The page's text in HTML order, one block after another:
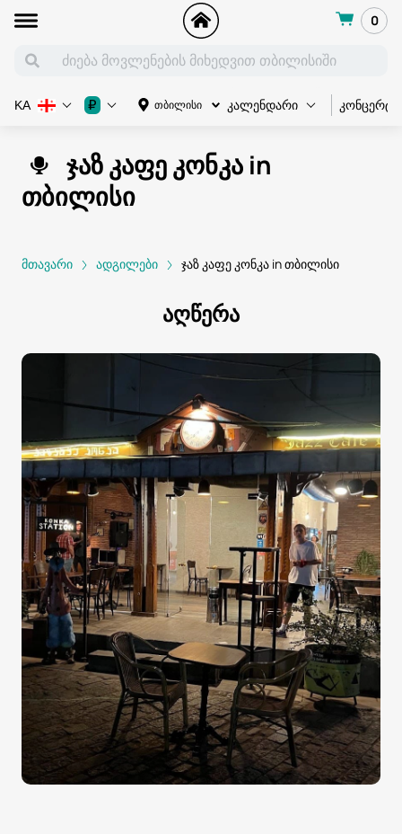
0
თბილისი კალენდარი კონცერტი
KA ₽
ჯაზ კაფე კონკა in
თბილისი
მთავარი ადგილები ჯაზ კაფე კონკა in თბილისი
აღწერა